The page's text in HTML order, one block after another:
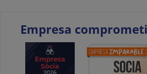
Empresa